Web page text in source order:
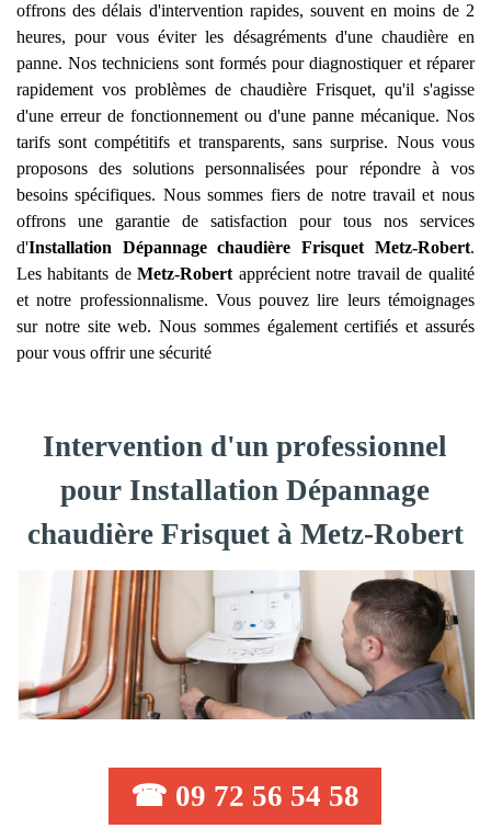
offrons des délais d'intervention rapides, souvent en moins de 2
heures, pour vous éviter les désagréments d'une chaudière en
panne. Nos techniciens sont formés pour diagnostiquer et réparer
rapidement vos problèmes de chaudière Frisquet, qu'il s'agisse
d'une erreur de fonctionnement ou d'une panne mécanique. Nos
tarifs sont compétitifs et transparents, sans surprise. Nous vous
proposons des solutions personnalisées pour répondre à vos
besoins spécifiques. Nous sommes fiers de notre travail et nous
offrons une garantie de satisfaction pour tous nos services
d'Installation Dépannage chaudière Frisquet Metz-Robert.
Les habitants deMetz-Robert apprécient notre travail de qualité
et notre professionnalisme. Vous pouvez lire leurs témoignages
sur notre site web. Nous sommes également certifiés et assurés
pour vous offrir une sécurité
Intervention d'un professionnel
pour Installation Dépannage
chaudière Frisquet à Metz-Robert
☎ 09 72 56 54 58